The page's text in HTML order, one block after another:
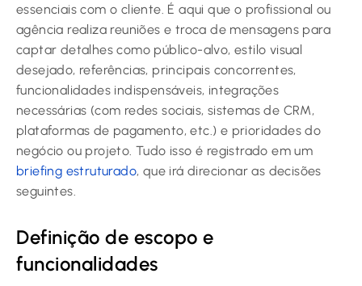
essenciais com o cliente. É aqui que o profissional ou
agência realiza reuniões e troca de mensagens para
captar detalhes como público-alvo, estilo visual
desejado, referências, principais concorrentes,
funcionalidades indispensáveis, integrações
necessárias (com redes sociais, sistemas de CRM,
plataformas de pagamento, etc.) e prioridades do
negócio ou projeto. Tudo isso é registrado em um
briefing estruturado, que irá direcionar as decisões
seguintes.
Definição de escopo e
funcionalidades